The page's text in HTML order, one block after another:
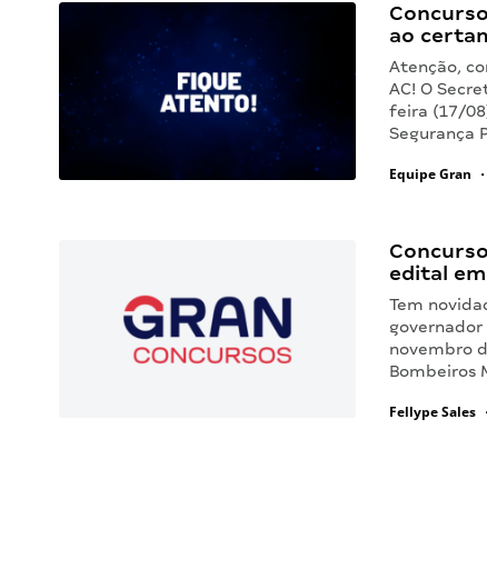
ao
Atenção,
AC! O
feira (17/
Segurança
Equipe Gran •
edital
Tem
governador
novembro
Bombeiros
Fellype Sales